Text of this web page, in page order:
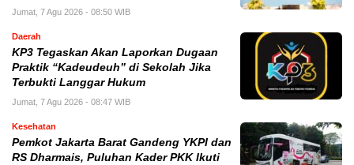
Jumat, 7 Agu 2026 - 08:50 WIB
Daerah
KP3 Tegaskan Akan Laporkan Dugaan
Praktik “Kadeudeuh” di Sekolah Jika
Terbukti Langgar Hukum
Jumat, 7 Agu 2026 - 08:47 WIB
Kesehatan
Pemkot Jakarta Barat Gandeng YKPI dan
RS Dharmais, Puluhan Kader PKK Ikuti